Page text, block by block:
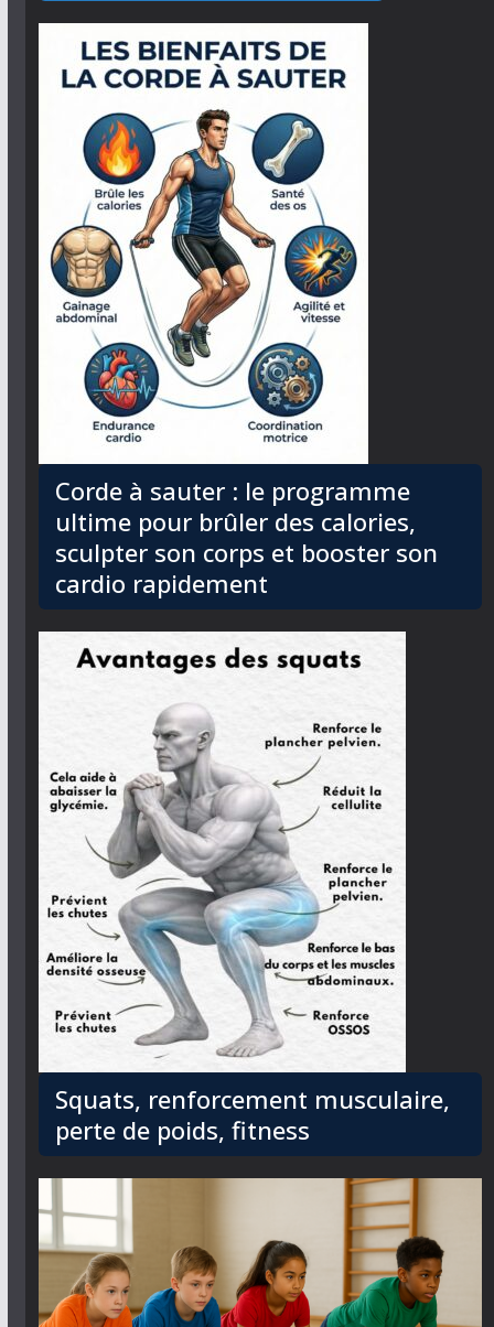
Corde à sauter : le programme
ultime pour brûler des calories,
sculpter son corps et booster son
cardio rapidement
Squats, renforcement musculaire,
perte de poids, fitness